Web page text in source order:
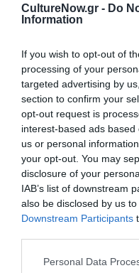
CultureNow.gr - Do
Information
If you wish to opt-out of
processing of your
targeted advertising by
section to confirm your
opt-out request is
interest-based ads
us or personal
your opt-out. You may
disclosure of your
IAB’s list of downstream
also be disclosed by us
Downstream Participants
Personal Data
Τηλ: 210-8176700 |
Ακολουθήστε το
μάθετε πρώτοι όλες
Δείτε όλα τα
Πολιτισμό στο
Νέοι
Tags
ΔΩΡΕΑΝ ΕΚΔΗΛΩΣΕΙΣ
ΦΩΤΟΓΡΑΦΙΑ